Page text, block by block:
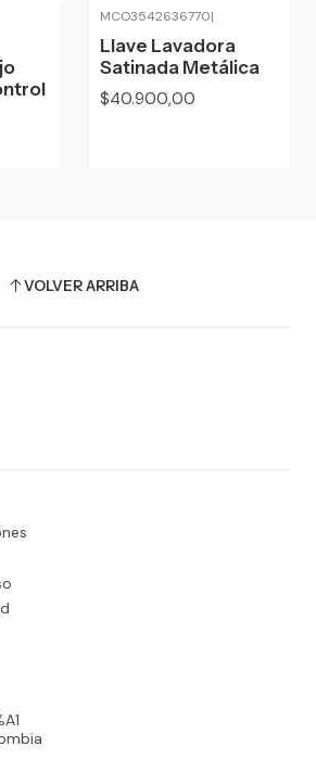
MCO3542636770|
Llave Lavadora
Satinada Metálica
$40.900,00
VOLVER ARRIBA